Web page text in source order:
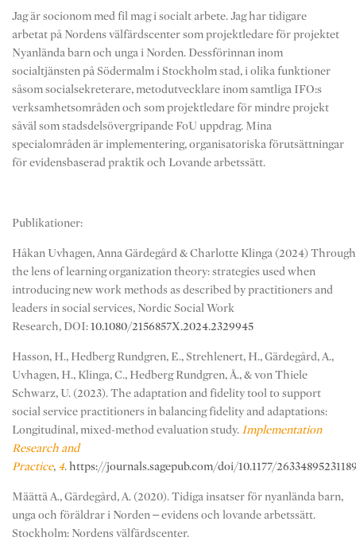
Jag är socionom med fil mag i socialt arbete. Jag har tidigare
arbetat på Nordens välfärdscenter som projektledare för projektet
Nyanlända barn och unga i Norden. Dessförinnan inom
socialtjänsten på Södermalm i Stockholm stad, i olika funktioner
såsom socialsekreterare, metodutvecklare inom samtliga IFO:s
verksamhetsområden och som projektledare för mindre projekt
såväl som stadsdelsövergripande FoU uppdrag. Mina
specialområden är implementering, organisatoriska förutsättningar
för evidensbaserad praktik och Lovande arbetssätt.
Publikationer:
HåkanUvhagen,AnnaGärdegård&Charlotte Klinga (2024)Through
the lens of learning organization theory: strategies used when
introducing new work methods as described by practitioners and
leaders in social services, Nordic Social Work
Research, DOI: 10.1080/2156857X.2024.2329945
Hasson, H., Hedberg Rundgren, E., Strehlenert, H., Gärdegård, A.,
Uvhagen, H., Klinga, C., Hedberg Rundgren, Å., & von Thiele
Schwarz, U. (2023). The adaptation and fidelity tool to support
social service practitioners in balancing fidelity and adaptations:
Longitudinal, mixed-method evaluation study. Implementation
Research and
Practice, 4.https://journals.sagepub.com/doi/10.1177/
Määttä A., Gärdegård, A. (2020). Tidiga insatser för nyanlända barn,
unga och föräldrar i Norden – evidens och lovande arbetssätt.
Stockholm: Nordens välfärdscenter.